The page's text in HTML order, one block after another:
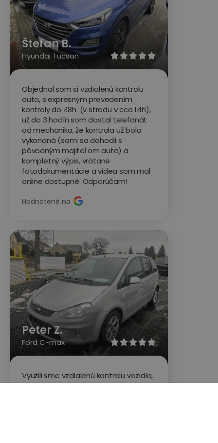

Štefan B.
Hyundai Tucson
Objednal som si vzdialenú kontrolu
auta, s expresným prevedením
kontroly do 48h. (v stredu v cca 14h),
už do 3 hodín som dostal telefonát
od mechanika, že kontrola už bola
vykonaná (sami sa dohodli s
pôvodným majiteľom auta) a
kompletný výpis, vrátane
fotodokumentácie a videa som mal
online dostupné. Odporúčam!
Hodnotené na

Peter Z.
Ford C-max
Využili sme vzdialenú kontrolu vozidla,
nepriplácali sme si expres vybavenie....